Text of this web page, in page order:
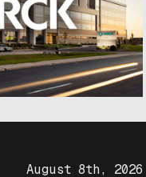
August 8th, 2026